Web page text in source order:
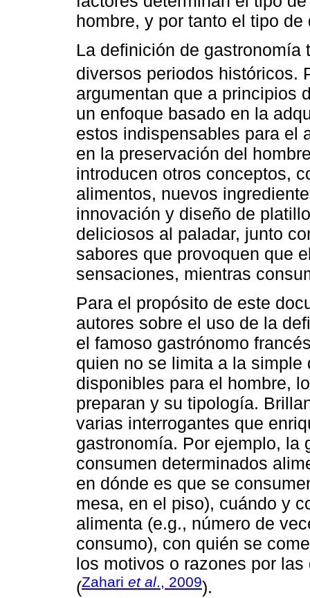
hombre, y por tanto el tipo
La definición de
diversos periodos históricos.
argumentan que a principios
un enfoque basado en la
estos indispensables para el
en la preservación del
introducen otros conceptos,
alimentos, nuevos
innovación y diseño de
deliciosos al paladar, junto
sabores que provoquen que
sensaciones, mientras
Para el propósito de este
autores sobre el uso de la
el famoso gastrónomo
quien no se limita a la
disponibles para el hombre,
preparan y su tipología.
varias interrogantes que
gastronomía. Por ejemplo, la
consumen determinados
en dónde es que se
mesa, en el piso), cuándo y
alimenta (e.g., número de
consumo), con quién se
los motivos o razones por
(Zahari et al., 2009).